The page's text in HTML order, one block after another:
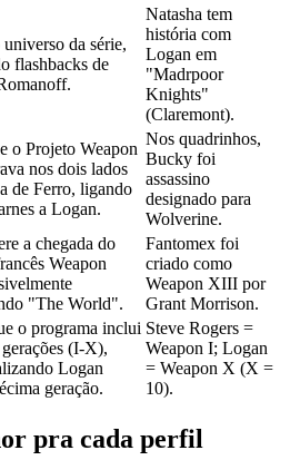
da série,
flashbacks de
Natasha tem
história com
Logan em
"Madrpoor
Knights"
(Claremont).
o Projeto Weapon
nos dois lados
de Ferro, ligando
a Logan.
Nos quadrinhos,
Bucky foi
assassino
designado para
Wolverine.
a chegada do
Weapon
"The World".
Fantomex foi
criado como
Weapon XIII por
Grant Morrison.
o programa inclui
(I‑X),
Logan
geração.
Steve Rogers =
Weapon I; Logan
= Weapon X (X =
10).
pra cada perfil